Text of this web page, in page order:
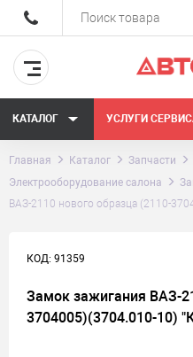
КАТАЛОГ УСЛУГИ
Главная Каталог Запчасти
Электрооборудование салона
ВАЗ-2110 нового образца (2110-
КОД: 91359
Замок зажигания ВАЗ-
3704005)(3704.010-10)